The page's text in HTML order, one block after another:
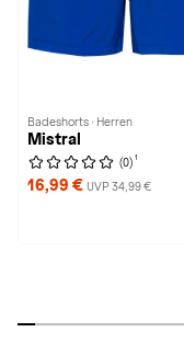
Badeshorts · Herren
Mistral
(0) 1
16,99 € UVP 34,99 €